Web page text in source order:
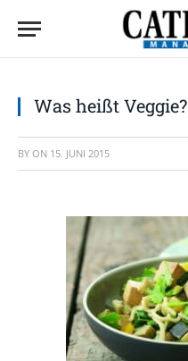
Was heißt Veggie?
BY ON 15. JUNI 2015